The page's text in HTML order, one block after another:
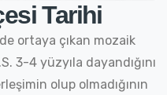
Tarihi
ortaya çıkan mozaik
3-4 yüzyıla dayandığını
olup olmadığının